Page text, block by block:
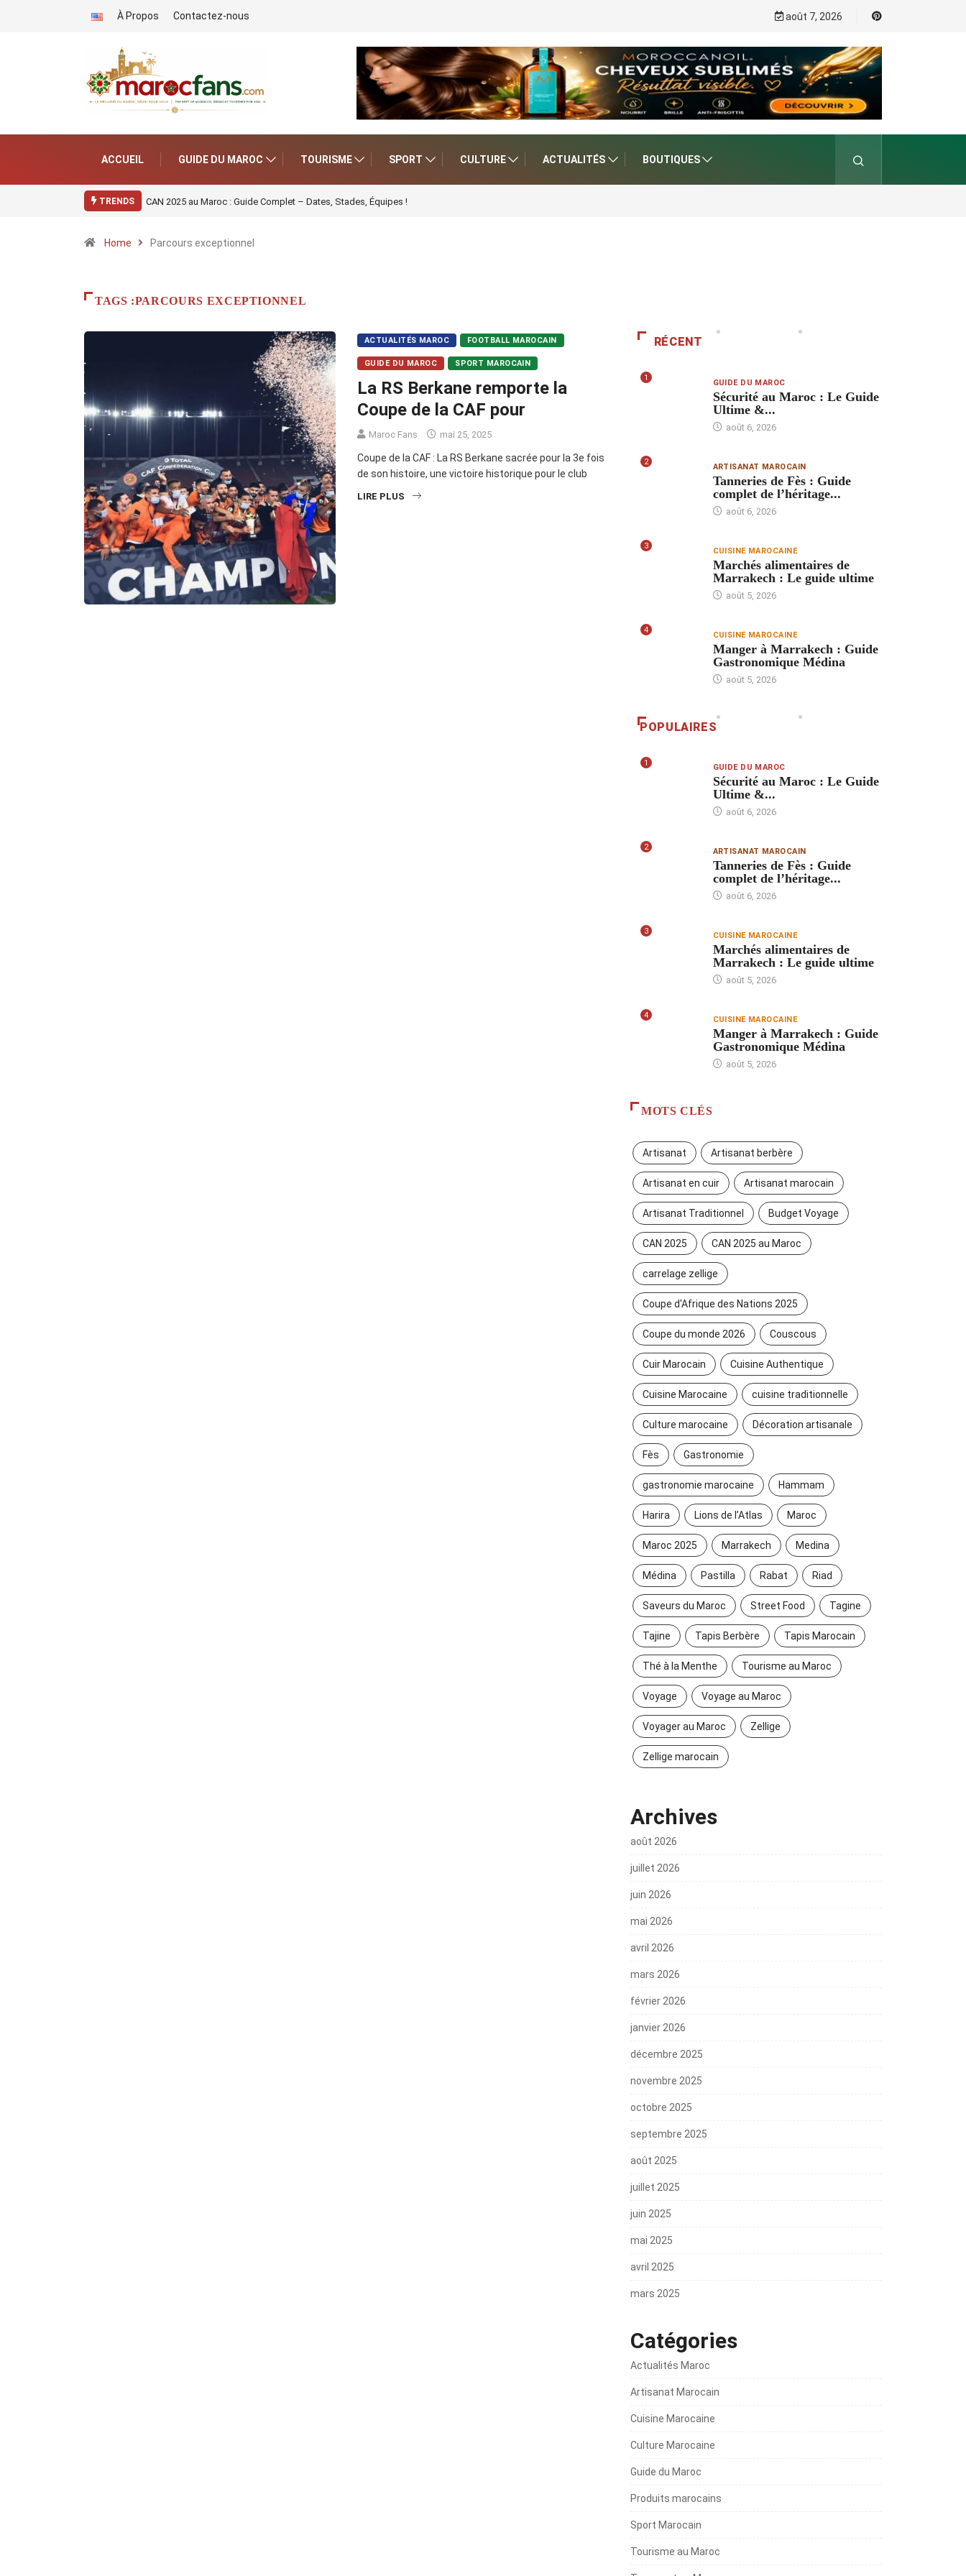
À Propos Contactez-nous août 7, 2026
ACCUEIL GUIDE DU MAROC TOURISME SPORT CULTURE ACTUALITÉS BOUTIQUES
TRENDS CAN 2025 au Maroc : Guide Complet – Dates, Stades, Équipes !
Home Parcours exceptionnel
TAGS :PARCOURS EXCEPTIONNEL
ACTUALITÉS MAROC FOOTBALL MAROCAIN
GUIDE DU MAROC SPORT MAROCAIN
La RS Berkane remporte la
Coupe de la CAF pour
Maroc Fans mai 25, 2025
Coupe de la CAF : La RS Berkane sacrée pour la 3e fois
de son histoire, une victoire historique pour le club
LIRE PLUS
RÉCENT
1 GUIDE DU MAROC
Sécurité au Maroc : Le Guide
Ultime &...
août 6, 2026
2 ARTISANAT MAROCAIN
Tanneries de Fès : Guide
complet de l’héritage...
août 6, 2026
3 CUISINE MAROCAINE
Marchés alimentaires de
Marrakech : Le guide ultime
août 5, 2026
4 CUISINE MAROCAINE
Manger à Marrakech : Guide
Gastronomique Médina
août 5, 2026
POPULAIRES
1 GUIDE DU MAROC
Sécurité au Maroc : Le Guide
Ultime &...
août 6, 2026
2 ARTISANAT MAROCAIN
Tanneries de Fès : Guide
complet de l’héritage...
août 6, 2026
3 CUISINE MAROCAINE
Marchés alimentaires de
Marrakech : Le guide ultime
août 5, 2026
4 CUISINE MAROCAINE
Manger à Marrakech : Guide
Gastronomique Médina
août 5, 2026
MOTS CLÉS
Artisanat Artisanat berbère
Artisanat en cuir Artisanat marocain
Artisanat Traditionnel Budget Voyage
CAN 2025 CAN 2025 au Maroc
carrelage zellige
Coupe d'Afrique des Nations 2025
Coupe du monde 2026 Couscous
Cuir Marocain Cuisine Authentique
Cuisine Marocaine cuisine traditionnelle
Culture marocaine Décoration artisanale
Fès Gastronomie
gastronomie marocaine Hammam
Harira Lions de l’Atlas Maroc
Maroc 2025 Marrakech Medina
Médina Pastilla Rabat Riad
Saveurs du Maroc Street Food Tagine
Tajine Tapis Berbère Tapis Marocain
Thé à la Menthe Tourisme au Maroc
Voyage Voyage au Maroc
Voyager au Maroc Zellige
Zellige marocain
Archives
août 2026
juillet 2026
juin 2026
mai 2026
avril 2026
mars 2026
février 2026
janvier 2026
décembre 2025
novembre 2025
octobre 2025
septembre 2025
août 2025
juillet 2025
juin 2025
mai 2025
avril 2025
mars 2025
Catégories
Actualités Maroc
Artisanat Marocain
Cuisine Marocaine
Culture Marocaine
Guide du Maroc
Produits marocains
Sport Marocain
Tourisme au Maroc